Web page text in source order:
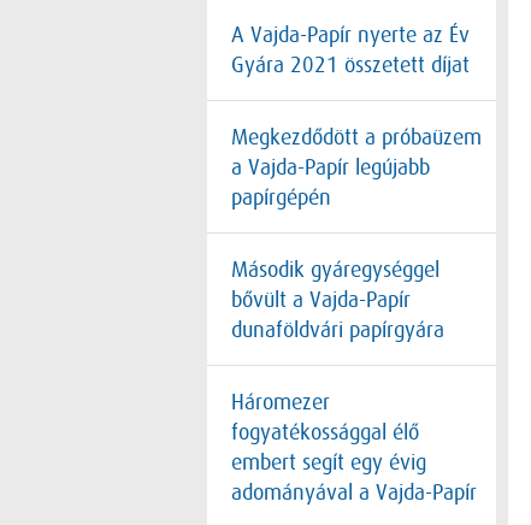
A Vajda-Papír nyerte az Év
Gyára 2021 összetett díjat
Megkezdődött a próbaüzem
a Vajda-Papír legújabb
papírgépén
Második gyáregységgel
bővült a Vajda-Papír
dunaföldvári papírgyára
Háromezer
fogyatékossággal élő
embert segít egy évig
adományával a Vajda-Papír